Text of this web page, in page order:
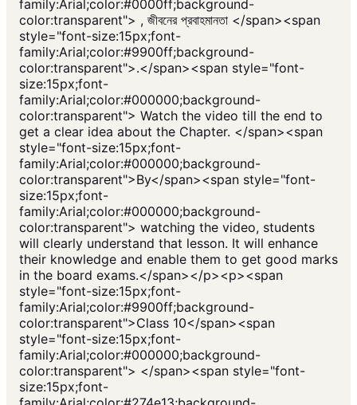
family:Arial;color:#0000ff;background-
color:transparent"> , জীবনের প্রবাহমানতা </span><span
style="font-size:15px;font-
family:Arial;color:#9900ff;background-
color:transparent">.</span><span style="font-
size:15px;font-
family:Arial;color:#000000;background-
color:transparent"> Watch the video till the end to
get a clear idea about the Chapter. </span><span
style="font-size:15px;font-
family:Arial;color:#000000;background-
color:transparent">By</span><span style="font-
size:15px;font-
family:Arial;color:#000000;background-
color:transparent"> watching the video, students
will clearly understand that lesson. It will enhance
their knowledge and enable them to get good marks
in the board exams.</span></p><p><span
style="font-size:15px;font-
family:Arial;color:#9900ff;background-
color:transparent">Class 10</span><span
style="font-size:15px;font-
family:Arial;color:#000000;background-
color:transparent"> </span><span style="font-
size:15px;font-